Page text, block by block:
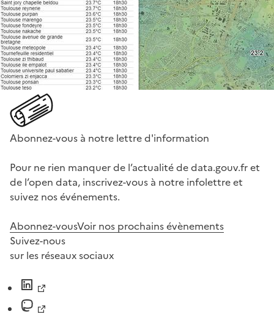
Abonnez-vous à notre lettre d'information
Pour ne rien manquer de l’actualité de data.gouv.fr et
de l’open data, inscrivez-vous à notre infolettre et
suivez nos événements.
Abonnez-vousVoir nos prochains évènements
Suivez-nous
sur les réseaux sociaux